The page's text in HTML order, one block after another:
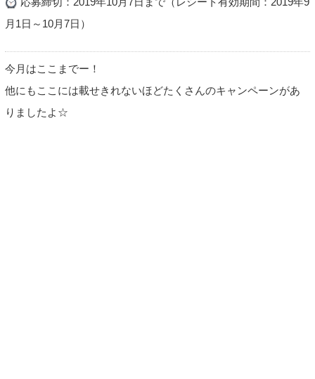
月1日～10月7日）
今月はここまでー！
他にもここには載せきれないほどたくさんのキャンペーンがあ
りましたよ☆